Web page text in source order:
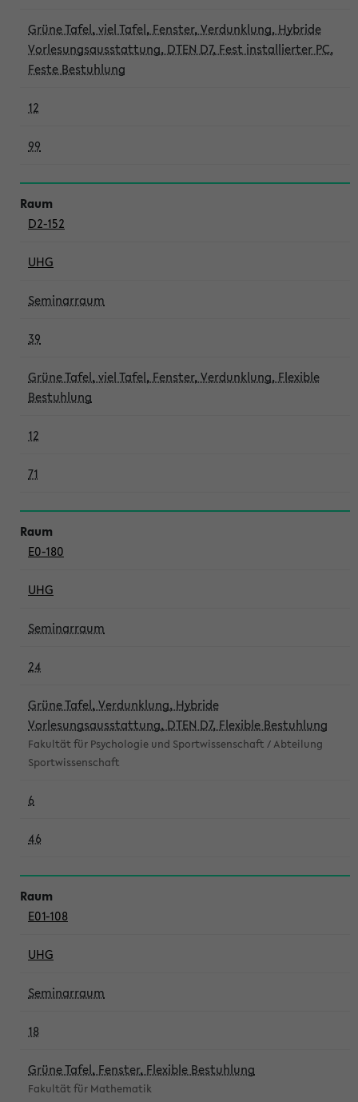
Grüne Tafel, viel Tafel, Fenster, Verdunklung, Hybride
Vorlesungsausstattung, DTEN D7, Fest installierter PC,
Feste Bestuhlung
12
99
D2-152
UHG
Seminarraum
39
Grüne Tafel, viel Tafel, Fenster, Verdunklung, Flexible
Bestuhlung
12
71
E0-180
UHG
Seminarraum
24
Grüne Tafel, Verdunklung, Hybride
Vorlesungsausstattung, DTEN D7, Flexible Bestuhlung
Fakultät für Psychologie und Sportwissenschaft / Abteilung
Sportwissenschaft
6
46
E01-108
UHG
Seminarraum
18
Grüne Tafel, Fenster, Flexible Bestuhlung
Fakultät für Mathematik